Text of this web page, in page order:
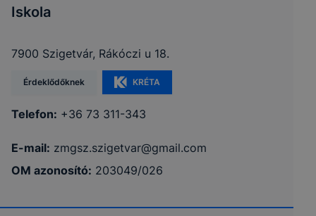
Iskola
7900 Szigetvár, Rákóczi u 18.
Érdeklődőknek KRÉTA
Telefon: +36 73 311-343
E-mail: zmgsz.szigetvar@gmail.com
OM azonosító: 203049/026